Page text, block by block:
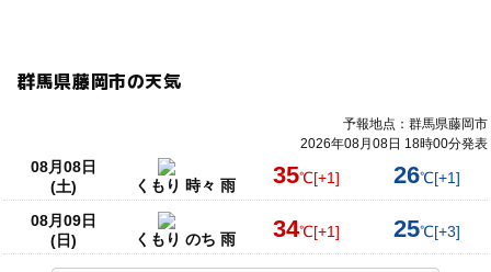
群馬県藤岡市の天気
予報地点：群馬県藤岡市
2026年08月08日 18時00分発表
08月08日
(土)
くもり 時々 雨 35℃[+1] 26℃[+1]
08月09日
(日)
くもり のち 雨 34℃[+1] 25℃[+3]